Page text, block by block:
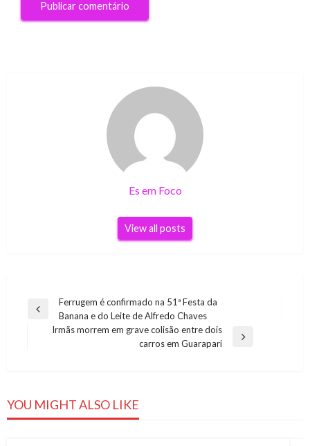
Es em Foco
View all posts
Navegação
Previous
Ferrugem é confirmado na 51ª Festa da
Banana e do Leite de Alfredo Chaves
Irmãs morrem em grave colisão entre dois
carros em Guarapari
YOU MIGHT ALSO LIKE